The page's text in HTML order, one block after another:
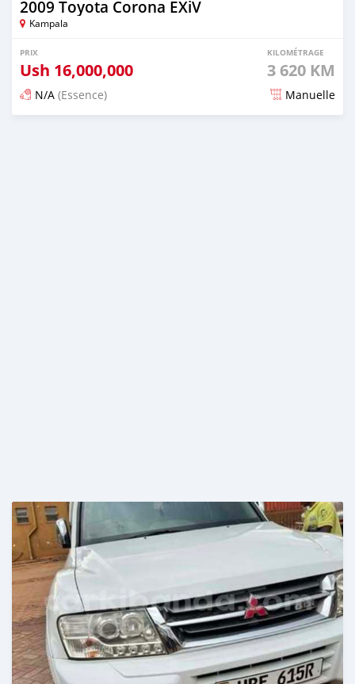
2009 Toyota Corona EXiV
Kampala
PRIX
Ush 16,000,000
KILOMÉTRAGE
3 620 KM
N/A (Essence) Manuelle